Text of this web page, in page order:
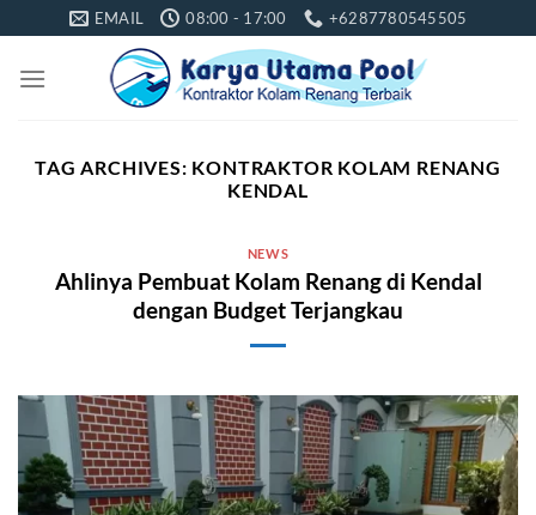
to
content
EMAIL 08:00 - 17:00 +6287780545505
TAG ARCHIVES: KONTRAKTOR KOLAM RENANG
KENDAL
NEWS
Ahlinya Pembuat Kolam Renang di Kendal
dengan Budget Terjangkau